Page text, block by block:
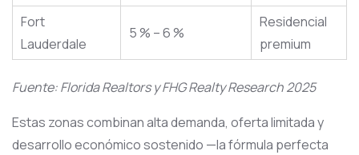
Fort
Lauderdale
5 % – 6 %
Residencial
premium
Fuente: Florida Realtors y FHG Realty Research 2025
Estas zonas combinan alta demanda, oferta limitada y
desarrollo económico sostenido —la fórmula perfecta